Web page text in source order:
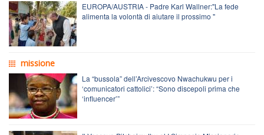
EUROPA/AUSTRIA - Padre Karl Wallner:"La fede
alimenta la volontà di aiutare il prossimo "
missione
La “bussola” dell’Arcivescovo Nwachukwu per i
‘comunicatori cattolici’: “Sono discepoli prima che
‘influencer’”